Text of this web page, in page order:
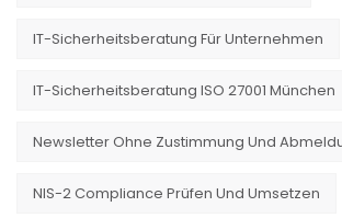
IT-Sicherheitsberatung Für Unternehmen
IT-Sicherheitsberatung ISO 27001 München
Newsletter Ohne Zustimmung Und
NIS-2 Compliance Prüfen Und Umsetzen